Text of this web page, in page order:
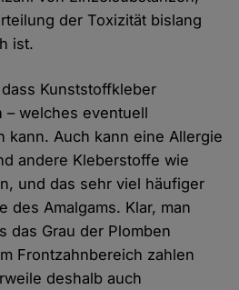
der Toxizität bislang
ist.
Kunststoffkleber
– welches eventuell
kann. Auch kann eine Allergie
andere Kleberstoffe wie
und das sehr viel häufiger
des Amalgams. Klar, man
das Grau der Plomben
Frontzahnbereich zahlen
deshalb auch